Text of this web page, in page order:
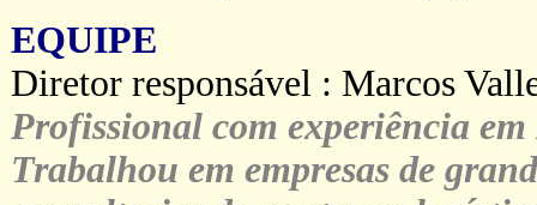
EQUIPE
Diretor responsável : Marcos
Profissional com experiência em
Trabalhou em empresas de